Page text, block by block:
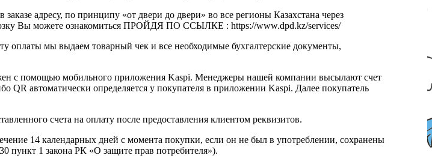
заказе адресу, по принципу «от двери до двери» во все регионы Казахстана через
Вы можете ознакомиться ПРОЙДЯ ПО ССЫЛКЕ : https://www.dpd.kz/services/
оплаты мы выдаем товарный чек и все необходимые бухгалтерские документы,
с помощью мобильного приложения Kaspi. Менеджеры нашей компании высылают счет
автоматически определяется у покупателя в приложении Kaspi. Далее покупатель
счета на оплату после предоставления клиентом реквизитов.
14 календарных дней с момента покупки, если он не был в употреблении, сохранены
пункт 1 закона РК «О защите прав потребителя»).